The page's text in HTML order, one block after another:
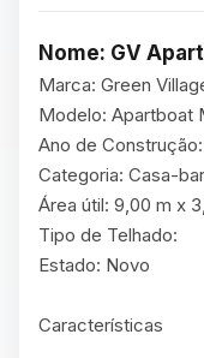
Nome: GV
Marca: Green
Modelo: Apartboat
Ano de
Categoria: Casa-
Área útil: 9,00 m x
Tipo de Telhado:
Estado: Novo
Características